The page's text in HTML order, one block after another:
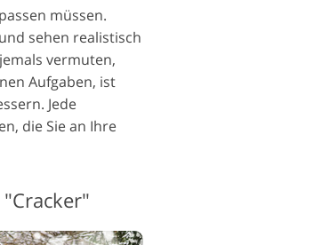
müssen.
sehen realistisch
vermuten,
Aufgaben, ist
Jede
die Sie an Ihre